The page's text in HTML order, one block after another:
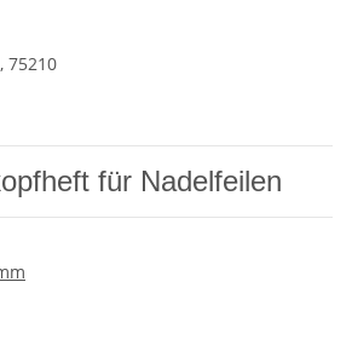
75210
für Nadelfeilen